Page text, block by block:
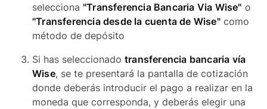
selecciona "Transferencia Bancaria Via Wise" o
"Transferencia desde la cuenta de Wise"como
método de depósito
Si has seleccionado transferencia bancaria vía
Wise, se te presentará la pantalla de cotización
donde deberás introducir el pago a realizar en la
moneda que corresponda, y deberás elegir una